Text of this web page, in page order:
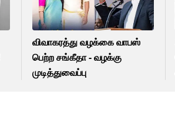
விவாகரத்து வழக்கை வாபஸ்
பெற்ற சங்கீதா - வழக்கு
முடித்துவைப்பு